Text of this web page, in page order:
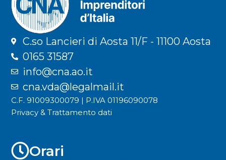
C.so Lancieri di Aosta 11/F - 11100 Aosta
0165 31587
info@cna.ao.it
cna.vda@legalmail.it
C.F. 91009300079 | P.IVA 01196090078
Privacy & Trattamento dati
Orari